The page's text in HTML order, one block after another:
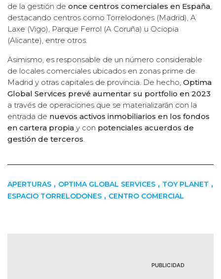
de la gestión de once centros comerciales en España,
destacando centros como Torrelodones (Madrid), A
Laxe (Vigo), Parque Ferrol (A Coruña) u Ociopia
(Alicante), entre otros.
Asimismo, es responsable de un número considerable
de locales comerciales ubicados en zonas prime de
Madrid y otras capitales de provincia. De hecho, Optima
Global Services prevé aumentar su portfolio en 2023
a través de operaciones que se materializarán con la
entrada de nuevos activos inmobiliarios en los fondos
en cartera propia y con potenciales acuerdos de
gestión de terceros.
APERTURAS , OPTIMA GLOBAL SERVICES , TOY PLANET ,
ESPACIO TORRELODONES , CENTRO COMERCIAL
PUBLICIDAD